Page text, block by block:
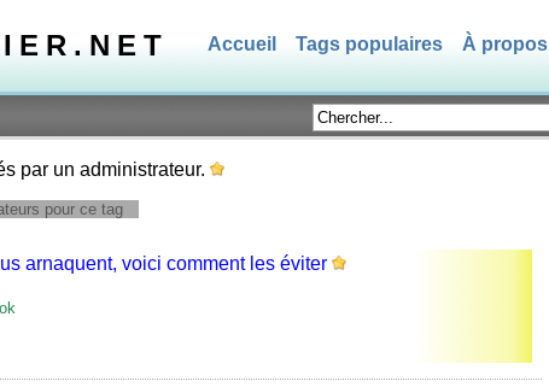
Accueil Tags populaires À propos
par un administrateur.
pour ce tag
arnaquent, voici comment les éviter